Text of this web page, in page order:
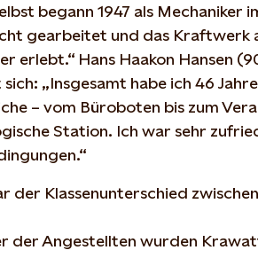
begann 1947 als
gearbeitet und das Kraftwerk
erlebt.“ Hans Haakon Hansen
sich: „Insgesamt habe ich 46
– vom Büroboten bis zum
Station. Ich war sehr
der Klassenunterschied
der Angestellten wurden